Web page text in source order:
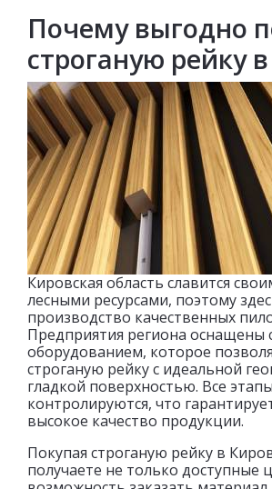
Почему выгодно
строганую рейку
Кировская область славится
лесными ресурсами, поэтому
производство качественных
Предприятия региона
оборудованием, которое
строганую рейку с идеальной
гладкой поверхностью. Все
контролируются, что
высокое качество продукции.
Покупая строганую рейку в
получаете не только доступные